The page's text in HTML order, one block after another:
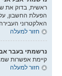
הפעלת החשבון,
האלקטרוני
חזור למעלה
נרשמתי בעבר
קיימת אפשרות
חזור למעלה